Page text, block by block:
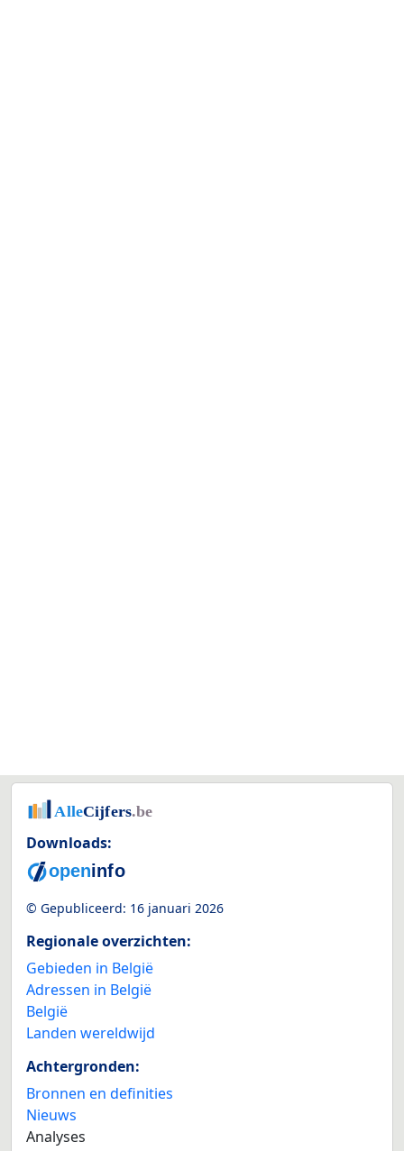
Downloads:
© Gepubliceerd: 16 januari 2026
Regionale overzichten:
Gebieden in België
Adressen in België
België
Landen wereldwijd
Achtergronden:
Bronnen en definities
Nieuws
Analyses